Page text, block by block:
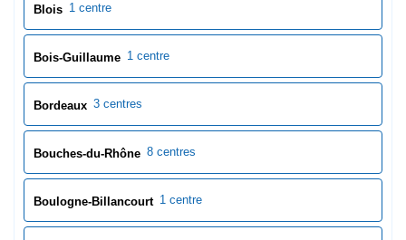
Blois 1 centre
Bois-Guillaume 1 centre
Bordeaux 3 centres
Bouches-du-Rhône 8 centres
Boulogne-Billancourt 1 centre